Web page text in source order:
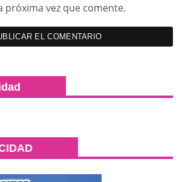
próxima vez que comente.